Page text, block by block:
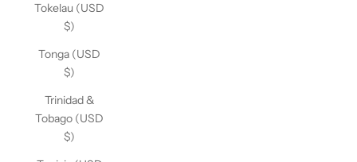
Tokelau (USD
$)
Tonga (USD
$)
Trinidad &
Tobago (USD
$)